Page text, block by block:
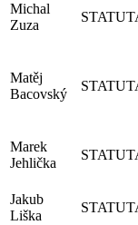
Michal
Zuza
Matěj
Bacovský
Marek
Jehlička
Jakub
Liška